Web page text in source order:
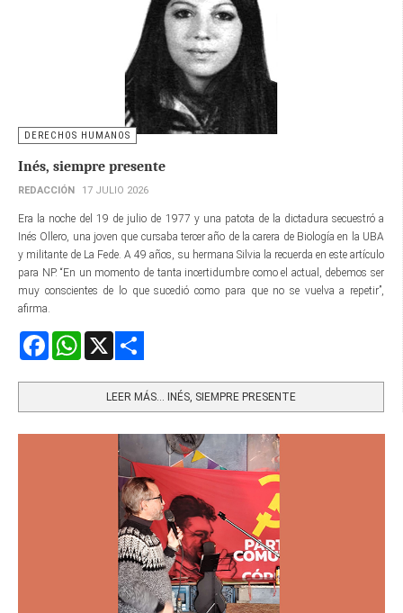
DERECHOS HUMANOS
Inés, siempre presente
REDACCIÓN 17 JULIO 2026
Era la noche del 19 de julio de 1977 y una patota de la dictadura secuestró a
Inés Ollero, una joven que cursaba tercer año de la carera de Biología en la UBA
y militante de La Fede. A 49 años, su hermana Silvia la recuerda en este artículo
para NP. “En un momento de tanta incertidumbre como el actual, debemos ser
muy conscientes de lo que sucedió como para que no se vuelva a repetir”,
afirma.
FacebookWhatsApp
LEER MÁS… INÉS, SIEMPRE PRESENTE